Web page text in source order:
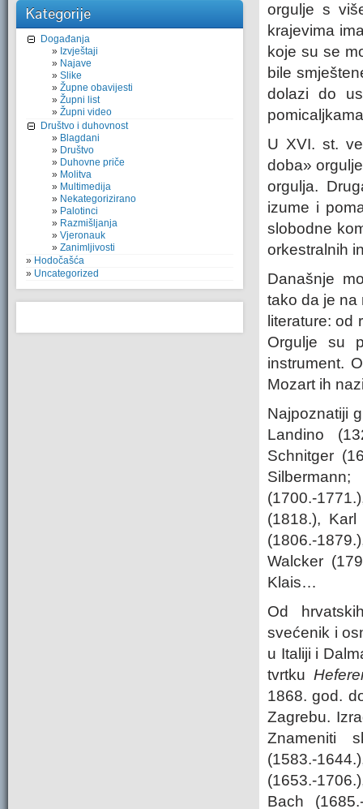
Kategorije
Događanja
Izvještaji
Najave
Slike
Župne obavijesti
Župni list
Župni video
Društvo i duhovnost
Blagdani
Društvo
Duhovne priče
Molitva
Multimedija
Nekategorizirano
Palotinci
Razmišljanja
Vjeronauk
Zanimljivosti
Hodočašća
Uncategorized
orgulje s
krajevima
koje su se
bile
dolazi do
U XVI. st.
doba»
orgulja.
izume i
slobodne
orkestralnih
Današnje
tako da je na
literature: od
Orgulje su
instrument.
Mozart ih
Najpoznatiji
Landino
Schnitger
(1700.-
(1818.), Karl
(1806.-
Walcker
Klais…
Od
svećenik i
u Italiji i
tvrtku
1868. god.
Zagrebu.
Znameniti
(1583.-
(1653.-
Bach